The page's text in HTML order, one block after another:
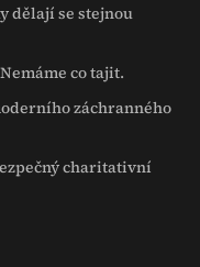
dělají se stejnou
co tajit.
záchranného
charitativní